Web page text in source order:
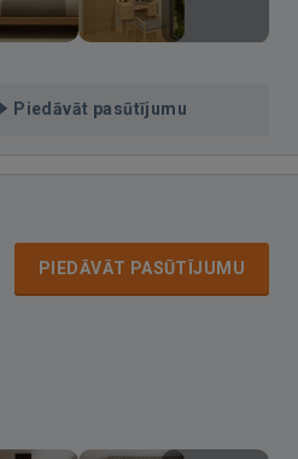
Piedāvāt pasūtījumu
PIEDĀVĀT PASŪTĪJUMU